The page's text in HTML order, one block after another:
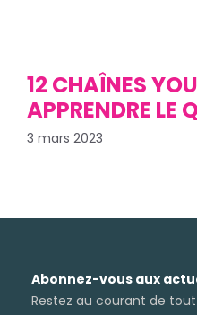
12 CHAÎNES
APPRENDRE LE
3 mars 2023
Abonnez-vous aux
Restez au courant de